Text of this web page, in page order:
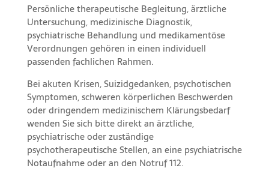
Persönliche therapeutische Begleitung, ärztliche
Untersuchung, medizinische Diagnostik,
psychiatrische Behandlung und medikamentöse
Verordnungen gehören in einen individuell
passenden fachlichen Rahmen.
Bei akuten Krisen, Suizidgedanken, psychotischen
Symptomen, schweren körperlichen Beschwerden
oder dringendem medizinischem Klärungsbedarf
wenden Sie sich bitte direkt an ärztliche,
psychiatrische oder zuständige
psychotherapeutische Stellen, an eine psychiatrische
Notaufnahme oder an den Notruf 112.